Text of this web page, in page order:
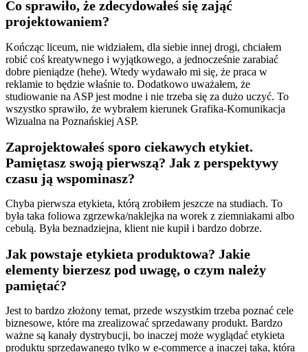
Co sprawiło, że zdecydowałeś się zająć
projektowaniem?
Kończąc liceum, nie widziałem, dla siebie innej drogi, chciałem
robić coś kreatywnego i wyjątkowego, a jednocześnie zarabiać
dobre pieniądze (hehe). Wtedy wydawało mi się, że praca w
reklamie to będzie właśnie to. Dodatkowo uważałem, że
studiowanie na ASP jest modne i nie trzeba się za dużo uczyć. To
wszystko sprawiło, że wybrałem kierunek Grafika-Komunikacja
Wizualna na Poznańskiej ASP.
Zaprojektowałeś sporo ciekawych etykiet.
Pamiętasz swoją pierwszą? Jak z perspektywy
czasu ją wspominasz?
Chyba pierwsza etykieta, którą zrobiłem jeszcze na studiach. To
była taka foliowa zgrzewka/naklejka na worek z ziemniakami albo
cebulą. Była beznadziejna, klient nie kupił i bardzo dobrze.
Jak powstaje etykieta produktowa? Jakie
elementy bierzesz pod uwagę, o czym należy
pamiętać?
Jest to bardzo złożony temat, przede wszystkim trzeba poznać cele
biznesowe, które ma zrealizować sprzedawany produkt. Bardzo
ważne są kanały dystrybucji, bo inaczej może wyglądać etykieta
produktu sprzedawanego tylko w e-commerce a inaczej taka, która